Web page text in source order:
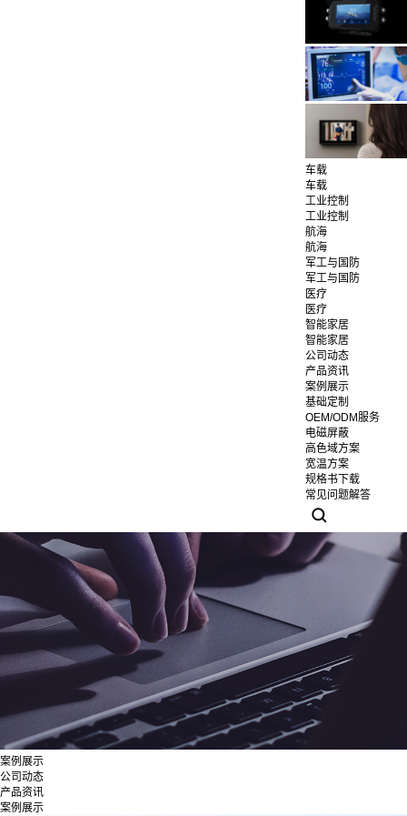
车载
车载
工业控制
工业控制
航海
航海
军工与国防
军工与国防
医疗
医疗
智能家居
智能家居
公司动态
产品资讯
案例展示
基础定制
OEM/ODM服务
电磁屏蔽
高色域方案
宽温方案
规格书下载
常见问题解答
案例展示
公司动态
产品资讯
案例展示